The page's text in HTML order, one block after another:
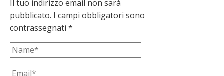
Il tuo indirizzo email non sarà
pubblicato. I campi obbligatori sono
contrassegnati *